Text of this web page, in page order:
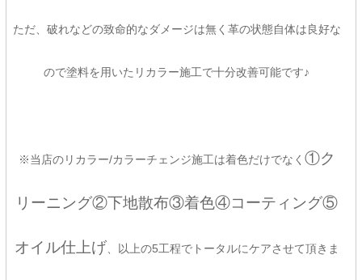
ただ、破れなどの致命的なダメージは無く革の状態自体は良好な
ので塗料を用いたリカラー施工で十分改善可能です♪
※当店のリカラー/カラーチェンジ施工は着色だけでなく ①ク
リーニング②下地散布③着色④コーティング⑤
オイル仕上げ 、以上の5工程でトータルにケアさせて頂きま